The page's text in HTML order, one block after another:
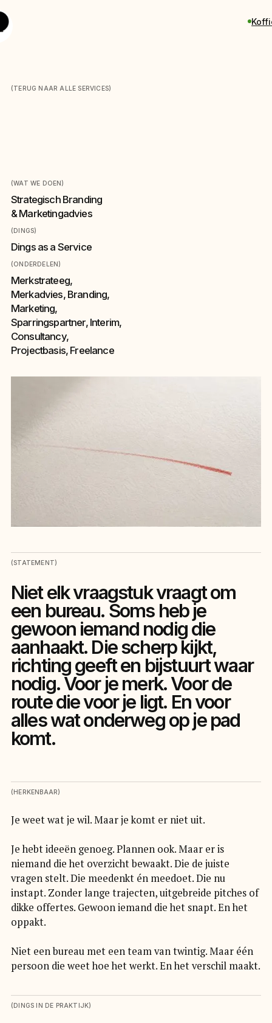
(TERUG NAAR ALLE SERVICES)
(WAT WE DOEN)
Strategisch Branding
& Marketingadvies
(DINGS)
Dings as a Service
(ONDERDELEN)
Merkstrateeg,
Merkadvies, Branding,
Marketing,
Sparringspartner, Interim,
Consultancy,
Projectbasis, Freelance
(STATEMENT)
Niet elk vraagstuk vraagt om
een bureau. Soms heb je
gewoon iemand nodig die
aanhaakt. Die scherp kijkt,
richting geeft en bijstuurt waar
nodig. Voor je merk. Voor de
route die voor je ligt. En voor
alles wat onderweg op je pad
komt.
(HERKENBAAR)
Je weet wat je wil. Maar je komt er niet uit.
Je hebt ideeën genoeg. Plannen ook. Maar er is
niemand die het overzicht bewaakt. Die de juiste
vragen stelt. Die meedenkt én meedoet. Die nu
instapt. Zonder lange trajecten, uitgebreide pitches of
dikke offertes. Gewoon iemand die het snapt. En het
oppakt.
Niet een bureau met een team van twintig. Maar één
persoon die weet hoe het werkt. En het verschil maakt.
(DINGS IN DE PRAKTIJK)